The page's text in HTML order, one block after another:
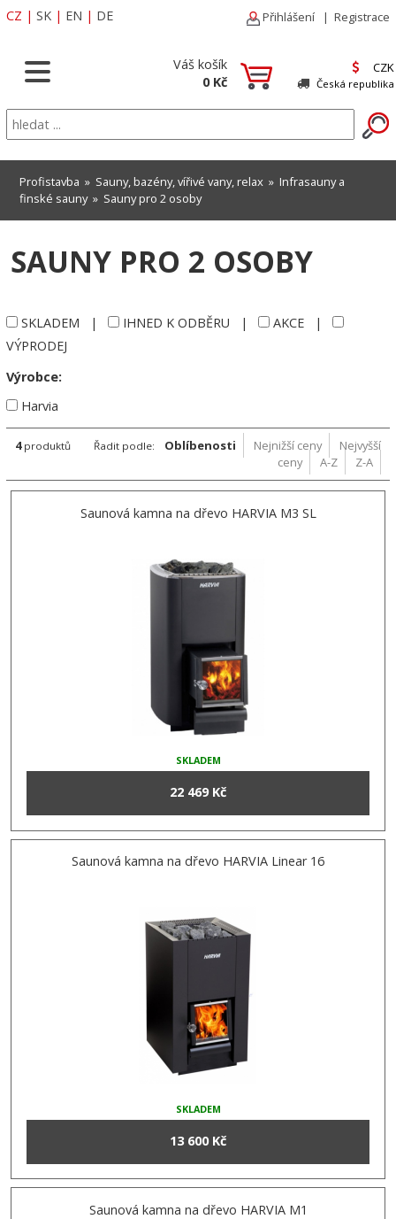
CZ | SK | EN | DE Přihlášení | Registrace
Váš košík
0 Kč
CZK
Česká republika
Profistavba » Sauny, bazény, vířivé vany, relax » Infrasauny a
finské sauny» Sauny pro 2 osoby
SAUNY PRO 2 OSOBY
SKLADEM | IHNED K ODBĚRU | AKCE |
VÝPRODEJ
Výrobce:
Harvia
4 produktů Řadit podle: Oblíbenosti Nejnižší ceny
Nejvyšší
ceny
A-Z Z-A
Saunová kamna na dřevo HARVIA M3 SL
SKLADEM
22 469 Kč
Saunová kamna na dřevo HARVIA Linear 16
SKLADEM
13 600 Kč
Saunová kamna na dřevo HARVIA M1